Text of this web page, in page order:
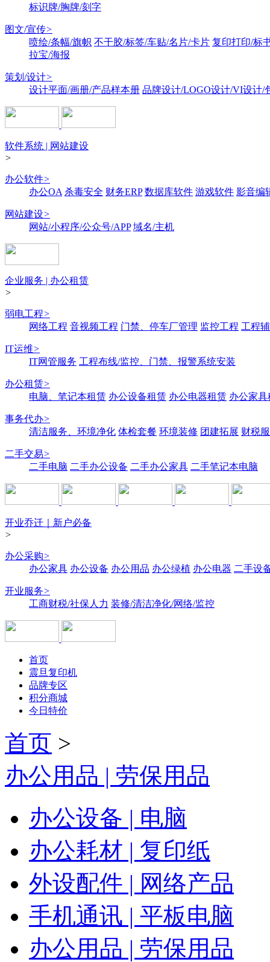
标识牌/胸牌/刻字
图文/宣传>
喷绘/条幅/旗帜 不干胶/标签/车贴/名片/卡片 复印打印/标
拉宝/海报
策划/设计>
设计平面/画册/产品样本册 品牌设计/LOGO设计/VI设计/
软件系统 | 网站建设
>
办公软件>
办公OA 杀毒安全 财务ERP 数据库软件 游戏软件 影音编
网站建设>
网站/小程序/公众号/APP 域名/主机
企业服务 | 办公租赁
>
弱电工程>
网络工程 音视频工程 门禁、停车厂管理 监控工程 工程
IT运维>
IT网管服务 工程布线/监控、门禁、报警系统安装
办公租赁>
电脑、笔记本租赁 办公设备租赁 办公电器租赁 办公家具
事务代办>
清洁服务、环境净化 体检套餐 环境装修 团建拓展 财税
二手交易>
二手电脑 二手办公设备 二手办公家具 二手笔记本电脑
开业乔迁｜新户必备
>
办公采购>
办公家具 办公设备 办公用品 办公绿植 办公电器 二手设
开业服务>
工商财税/社保人力 装修/清洁净化/网络/监控
首页
震旦复印机
品牌专区
积分商城
今日特价
首页 >
办公用品 | 劳保用品
办公设备 | 电脑
办公耗材 | 复印纸
外设配件 | 网络产品
手机通讯 | 平板电脑
办公用品 | 劳保用品